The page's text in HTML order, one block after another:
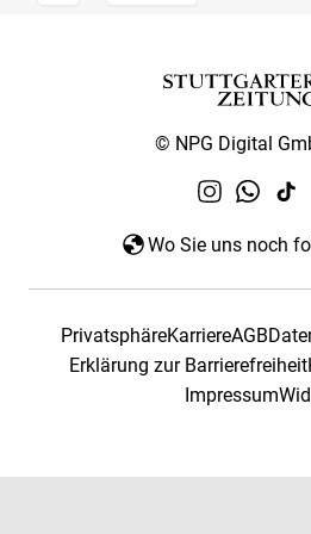
© NPG Digital
Wo Sie uns noch
PrivatsphäreKarriereAGB
Erklärung zur Barrierefreiheit
Impressum